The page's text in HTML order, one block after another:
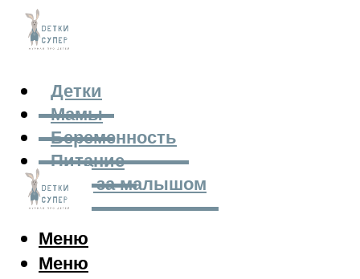
Детки
Мамы
Беременность
Питание
Уход за малышом
Меню
Меню